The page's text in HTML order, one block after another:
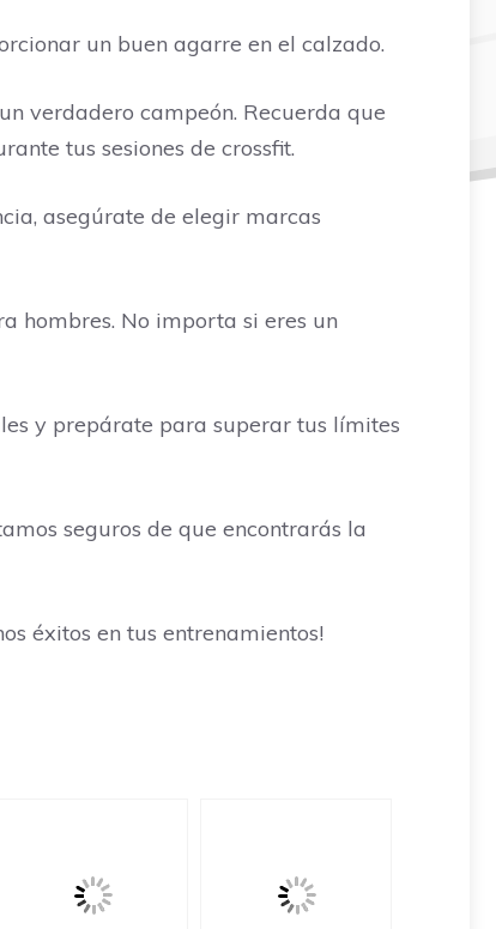
un buen agarre en el calzado.
verdadero campeón. Recuerda que
tus sesiones de crossfit.
asegúrate de elegir marcas
hombres. No importa si eres un
y prepárate para superar tus límites
seguros de que encontrarás la
éxitos en tus entrenamientos!